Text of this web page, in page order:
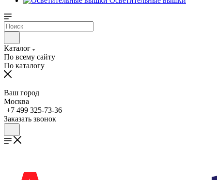
Каталог
По всему сайту
По каталогу
Ваш город
Москва
+7 499 325-73-36
Заказать звонок